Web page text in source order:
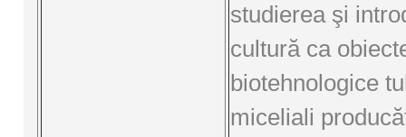
studierea şi
cultură ca
biotehnologice
miceliali